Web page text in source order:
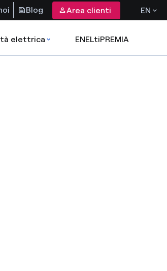
Blog Area clienti EN
elettrica ENELtiPREMIA